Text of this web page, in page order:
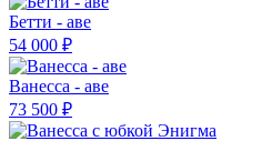
Бетти - аве
54 000 ₽
Ванесса - аве
73 500 ₽